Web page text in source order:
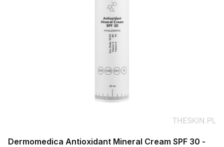
Dermomedica Antioxidant Mineral Cream SPF 30 -